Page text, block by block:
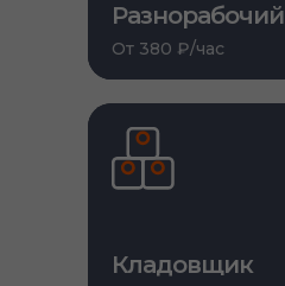
Разнорабочий
От 380 ₽/час
Кладовщик